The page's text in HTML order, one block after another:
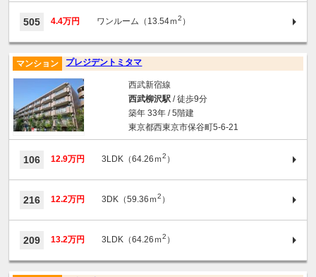
505 4.4万円 ワンルーム（13.54ｍ2 ）
プレジデントミタマ
マンション
西武新宿線
西武柳沢駅/ 徒歩9分
築年 33年 / 5階建
東京都西東京市保谷町5-6-21
106 12.9万円 3LDK（64.26ｍ2 ）
216 12.2万円 3DK（59.36ｍ2 ）
209 13.2万円 3LDK（64.26ｍ2 ）